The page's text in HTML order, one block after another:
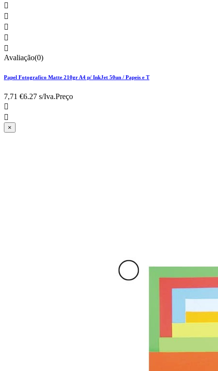





Avaliação(0)
Papel Fotografico Matte 210gr A4 p/ InkJet 50un / Papeis e T
7,71 €6.27 s/Iva.Preço


×